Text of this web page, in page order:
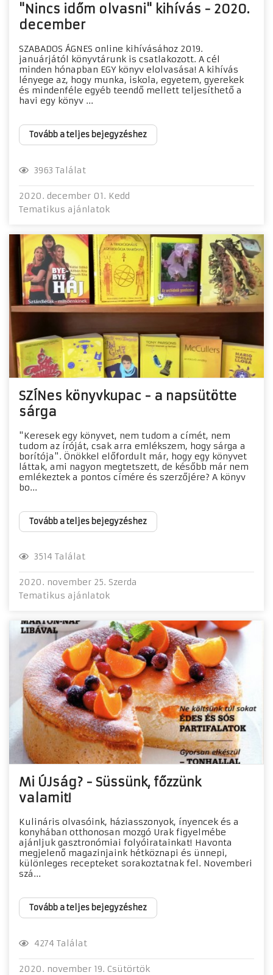
"Nincs időm olvasni" kihívás - 2020.
december
SZABADOS ÁGNES online kihívásához 2019.
januárjától könyvtárunk is csatlakozott. A cél
minden hónapban EGY könyv elolvasása! A kihívás
lényege az, hogy munka, iskola, egyetem, gyerekek
és mindenféle egyéb teendő mellett teljesíthető a
havi egy könyv ...
Tovább a teljes bejegyzéshez
3963 Találat
2020. december 01. Kedd
Tematikus ajánlatok
SZÍNes könyvkupac - a napsütötte
sárga
"Keresek egy könyvet, nem tudom a címét, nem
tudom az íróját, csak arra emlékszem, hogy sárga a
borítója". Önökkel előfordult már, hogy egy könyvet
láttak, ami nagyon megtetszett, de később már nem
emlékeztek a pontos címére és szerzőjére? A könyv
bo...
Tovább a teljes bejegyzéshez
3514 Találat
2020. november 25. Szerda
Tematikus ajánlatok
Mi ÚJság? - Süssünk, főzzünk
valamit!
Kulináris olvasóink, háziasszonyok, ínyencek és a
konyhában otthonosan mozgó Urak figyelmébe
ajánljuk gasztronómiai folyóiratainkat! Havonta
megjelenő magazinjaink hétköznapi és ünnepi,
különleges recepteket sorakoztatnak fel. Novemberi
szá...
Tovább a teljes bejegyzéshez
4274 Találat
2020. november 19. Csütörtök